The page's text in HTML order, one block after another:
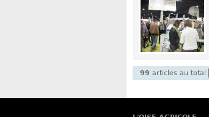
99 articles au total